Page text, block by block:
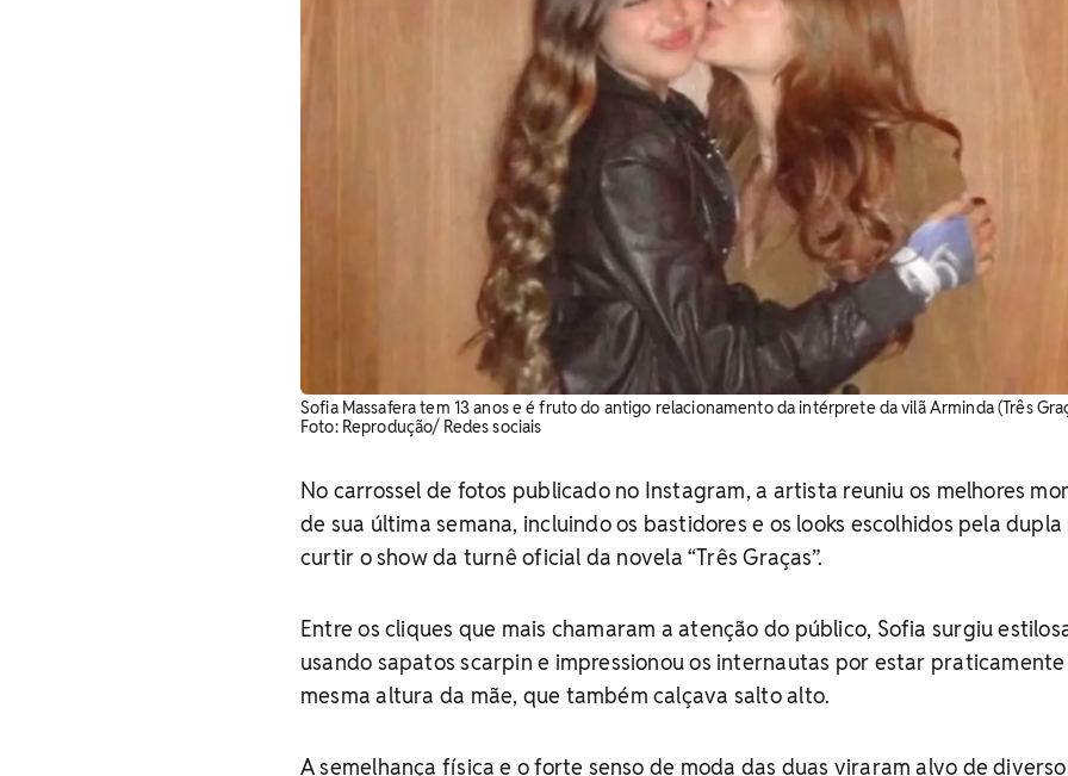
Sofia Massafera tem 13 anos e é fruto do antigo relacionamento da intérprete da vilã Arminda (Três
Foto: Reprodução/ Redes sociais
No carrossel de fotos publicado no Instagram, a artista reuniu os melhores
de sua última semana, incluindo os bastidores e os looks escolhidos pela
curtir o show da turnê oficial da novela “Três Graças”.
Entre os cliques que mais chamaram a atenção do público, Sofia surgiu
usando sapatos scarpin e impressionou os internautas por estar
mesma altura da mãe, que também calçava salto alto.
A semelhança física e o forte senso de moda das duas viraram alvo de